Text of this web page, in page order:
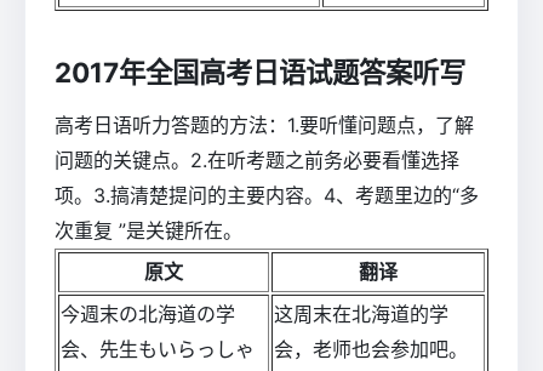
2017年全国高考日语试题答案听写
高考日语听力答题的方法：1.要听懂问题点，了解
问题的关键点。2.在听考题之前务必要看懂选择
项。3.搞清楚提问的主要内容。4、考题里边的“多
次重复 ”是关键所在。
原文
翻译
今週末の北海道の学
会、先生もいらっしゃ
这周末在北海道的学
会，老师也会参加吧。